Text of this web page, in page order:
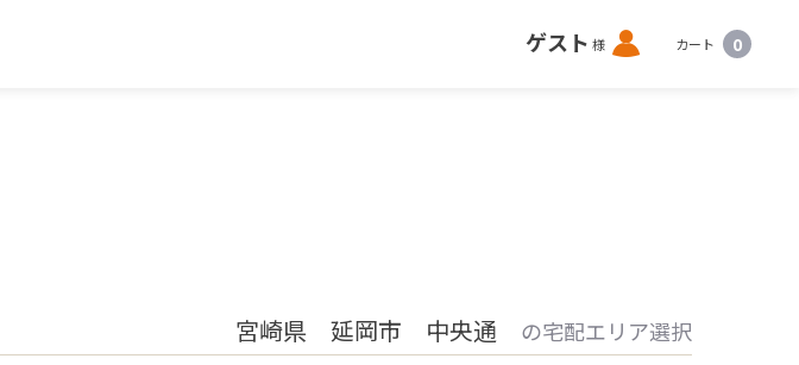
ゲスト 様 ロ
グ
カート 0
宮崎県 延岡市 中央通 の宅配エリア選択